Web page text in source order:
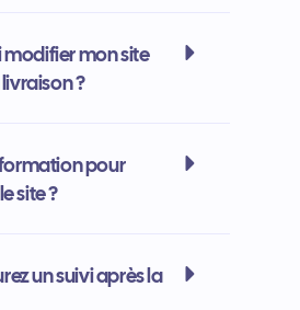
modifier mon site
?
pour
site ?
un suivi après la